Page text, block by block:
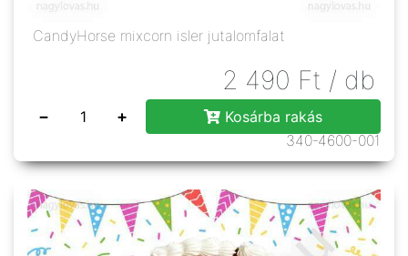
CandyHorse mixcorn isler jutalomfalat
2 490 Ft / db
− +
Kosárba rakás
340-4600-001